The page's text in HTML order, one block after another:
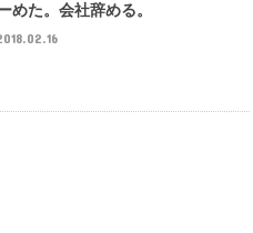
めた。会社辞める。